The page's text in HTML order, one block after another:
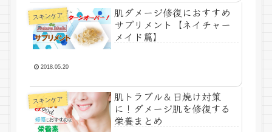
スキンケア
肌ダメージ修復におすすめ
サプリメント【ネイチャー
メイド篇】
2018.05.20
スキンケア
肌トラブル＆日焼け対策
に！ダメージ肌を修復する
栄養まとめ